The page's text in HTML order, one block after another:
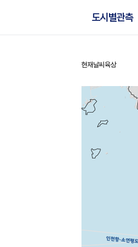
도시별관측
홈
현재날씨 육상